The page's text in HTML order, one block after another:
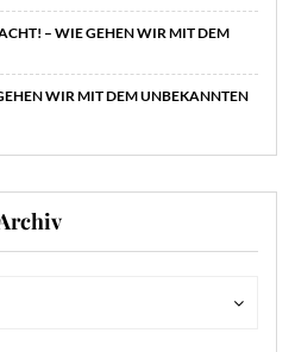
– WIE GEHEN WIR MIT DEM
WIR MIT DEM UNBEKANNTEN